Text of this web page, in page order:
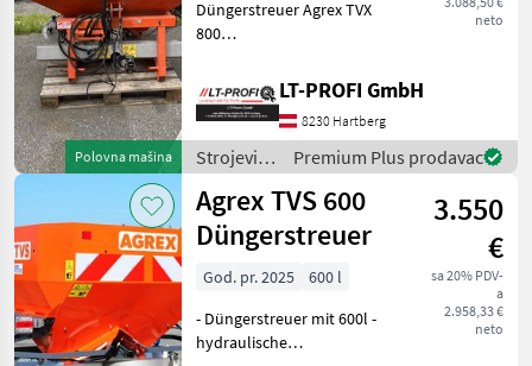
Polovna mašina
neto
Düngerstreuer Agrex TVX
800
Aufsatz auf 1200 l
Fassungsvermögen -
hydraulische Bedienung -
hydraulische
Grenzstreueinrichung - in
LT-PROFI GmbH
8230 Hartberg
Strojevi
za
đubrenje,
gnojenje i
navodnjavanje
/ Agrex
Premium Plus prodavac
Agrex TVS 600
Düngerstreuer
3.550
€
sa 20% PDV-
a
2.958,33 €
neto
God. pr. 2025
600 l
- Düngerstreuer mit 600l -
hydraulische